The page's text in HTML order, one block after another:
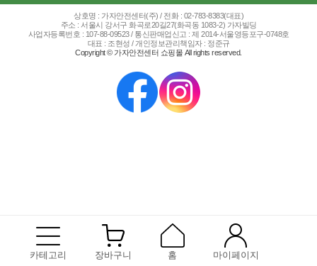
카테고리 장바구니 홈 마이페이지
상호명 : 가자안전센터(주) / 전화 : 02-783-8383(대표)
주소 : 서울시 강서구 화곡로20길27(화곡동 1083-2) 가자빌딩
사업자등록번호 : 107-88-09523 / 통신판매업신고 : 제 2014-서울영등포구-0748호
대표 : 조현성 / 개인정보관리책임자 : 정준규
Copyright © 가자안전센터 쇼핑몰 All rights reserved.